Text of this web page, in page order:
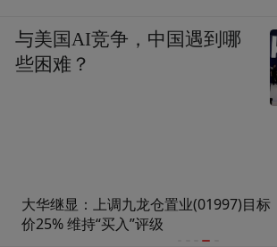
与美国AI竞争，中国遇到哪
些困难？